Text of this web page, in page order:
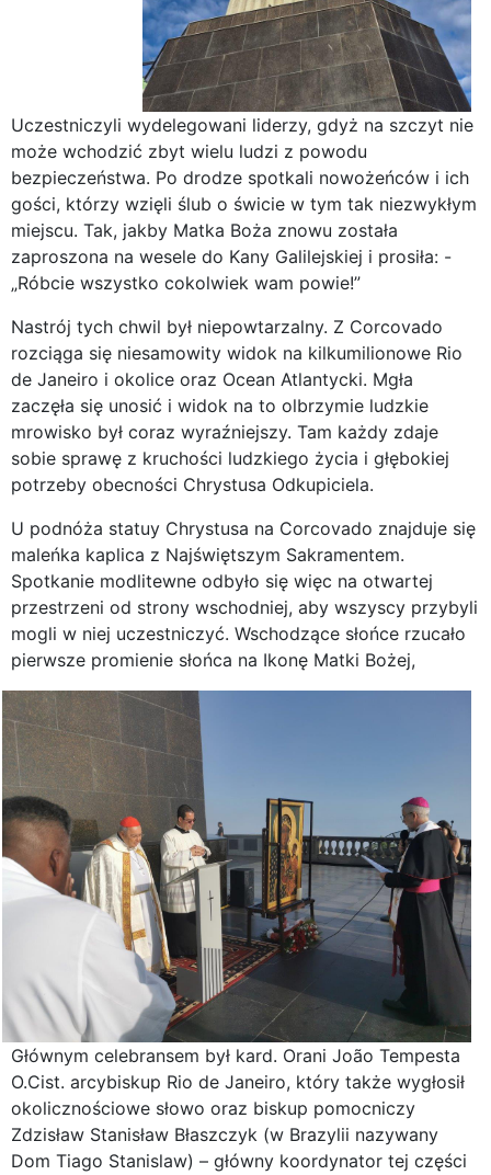
Uczestniczyli wydelegowani liderzy, gdyż na szczyt nie
może wchodzić zbyt wielu ludzi z powodu
bezpieczeństwa. Po drodze spotkali nowożeńców i ich
gości, którzy wzięli ślub o świcie w tym tak niezwykłym
miejscu. Tak, jakby Matka Boża znowu została
zaproszona na wesele do Kany Galilejskiej i prosiła: -
„Róbcie wszystko cokolwiek wam powie!”
Nastrój tych chwil był niepowtarzalny. Z Corcovado
rozciąga się niesamowity widok na kilkumilionowe Rio
de Janeiro i okolice oraz Ocean Atlantycki. Mgła
zaczęła się unosić i widok na to olbrzymie ludzkie
mrowisko był coraz wyraźniejszy. Tam każdy zdaje
sobie sprawę z kruchości ludzkiego życia i głębokiej
potrzeby obecności Chrystusa Odkupiciela.
U podnóża statuy Chrystusa na Corcovado znajduje się
maleńka kaplica z Najświętszym Sakramentem.
Spotkanie modlitewne odbyło się więc na otwartej
przestrzeni od strony wschodniej, aby wszyscy przybyli
mogli w niej uczestniczyć. Wschodzące słońce rzucało
pierwsze promienie słońca na Ikonę Matki Bożej,
Głównym celebransem był kard. Orani João Tempesta
O.Cist. arcybiskup Rio de Janeiro, który także wygłosił
okolicznościowe słowo oraz biskup pomocniczy
Zdzisław Stanisław Błaszczyk (w Brazylii nazywany
Dom Tiago Stanislaw) – główny koordynator tej części